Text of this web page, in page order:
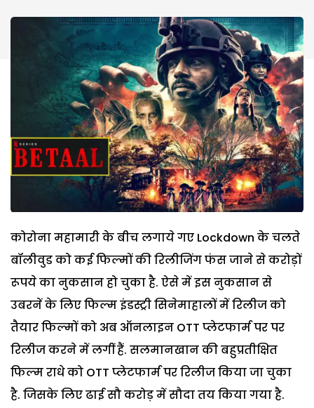
कोरोना महामारी के बीच लगाये गए Lockdown के चलते
बॉलीवुड को कई फिल्मों की रिलीजिंग फंस जाने से करोड़ों
रूपये का नुकसान हो चुका है. ऐसे में इस नुकसान से
उबरनें के लिए फिल्म इंडस्ट्री सिनेमाहालों में रिलीज को
तैयार फिल्मों को अब ऑनलाइन OTT प्लेटफार्म पर पर
रिलीज करने में लगीं हैं. सलमानखान की बहुप्रतीक्षित
फिल्म राधे को OTT प्लेटफार्म पर रिलीज किया जा चुका
है. जिसके लिए ढाई सौ करोड़ में सौदा तय किया गया है.